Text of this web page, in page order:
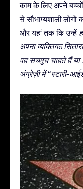
काम के लिए अपने बच्चों
से सौभाग्यशाली लोगों
और यहां तक कि उन्हें
अपना व्यक्तिगत
वह सचमुच चाहते हैं या
अंग्रेज़ी में “स्टारी-